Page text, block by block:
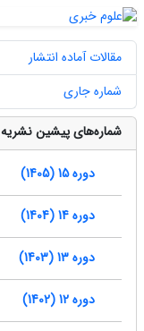
مقالات آماده انتشار
شماره جاری
شماره‌های پیشین نشریه
دوره 15 (1405)
دوره 14 (1404)
دوره 13 (1403)
دوره 12 (1402)